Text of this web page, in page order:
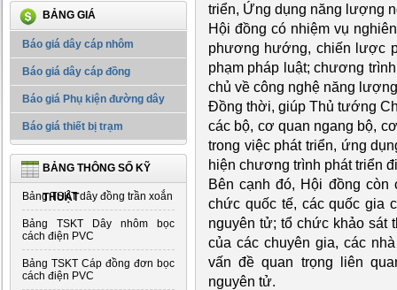
BẢNG GIÁ
Báo giá dây cáp nhôm
Báo giá dây cáp đồng
Báo giá Phụ kiện đường dây
Báo giá thiết bị trạm
BẢNG THÔNG SỐ KỸ
THUẬT
Bảng TSKT dây đồng trần xoắn
Bảng TSKT Dây nhôm bọc
cách điện PVC
Bảng TSKT Cáp đồng đơn bọc
cách điện PVC
triển, Ứng dụng năng lượng
Hội đồng có nhiệm vụ
phương hướng, chiến lược
phạm pháp luật; chương
chủ về công nghệ năng
Đồng thời, giúp Thủ tướng
các bộ, cơ quan ngang bộ,
trong việc phát triển, ứng
hiện chương trình phát triển
Bên cạnh đó, Hội đồng
chức quốc tế, các quốc gia
nguyên tử; tổ chức khảo sát
của các chuyên gia, các
vấn đề quan trọng liên
nguyên tử.